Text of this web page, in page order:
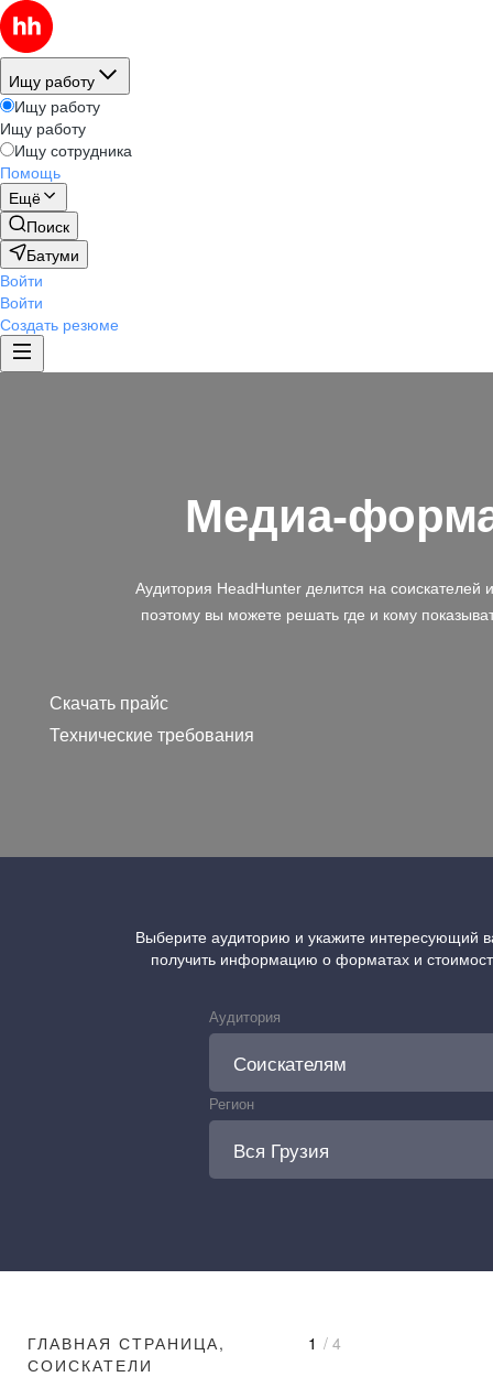
Ищу работу
Ищу работу
Ищу работу
Ищу сотрудника
Помощь
Ещё
Поиск
Батуми
Войти
Войти
Создать резюме
Медиа-
Аудитория HeadHunter делится на соискателей
поэтому вы можете решать где и кому
Скачать прайс
Технические требования
Выберите аудиторию и укажите интересующий
получить информацию о форматах и
Аудитория
Регион
1 / 4
ГЛАВНАЯ СТРАНИЦА,
СОИСКАТЕЛИ